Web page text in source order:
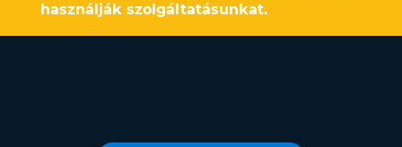
használják szolgáltatásunkat.